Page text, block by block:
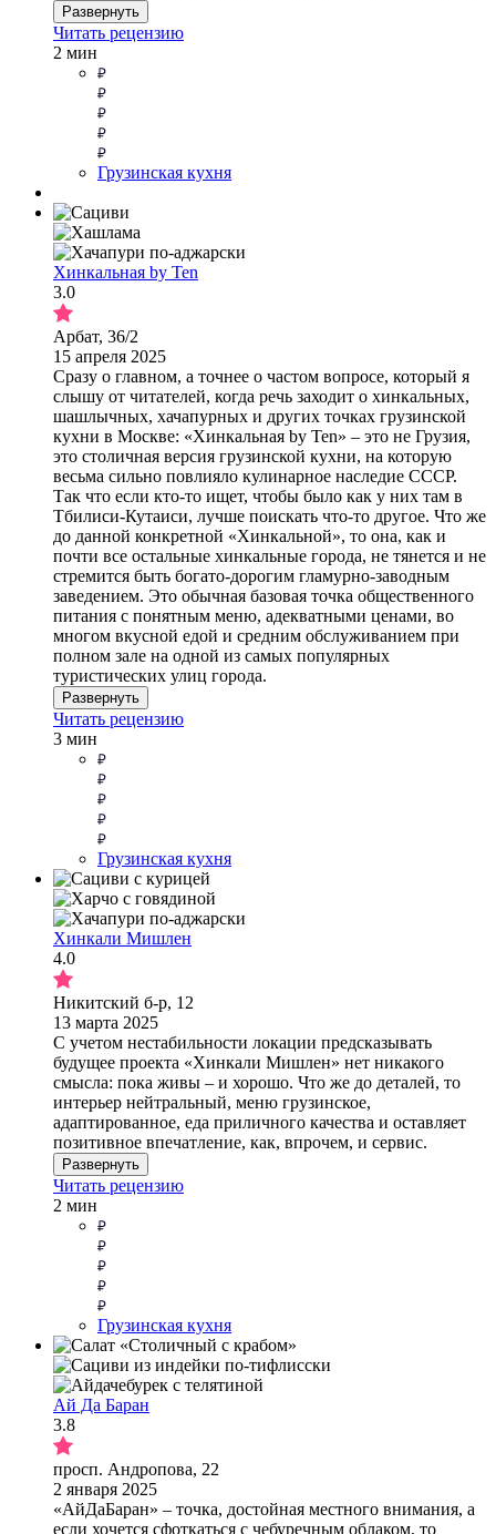
Развернуть
Читать рецензию
2 мин
Грузинская кухня
Хинкальная by Ten
3.0
Арбат, 36/2
15 апреля 2025
Сразу о главном, а точнее о частом вопросе, который я
слышу от читателей, когда речь заходит о хинкальных,
шашлычных, хачапурных и других точках грузинской
кухни в Москве: «Хинкальная by Ten» – это не Грузия,
это столичная версия грузинской кухни, на которую
весьма сильно повлияло кулинарное наследие СССР.
Так что если кто-то ищет, чтобы было как у них там в
Тбилиси-Кутаиси, лучше поискать что-то другое. Что же
до данной конкретной «Хинкальной», то она, как и
почти все остальные хинкальные города, не тянется и не
стремится быть богато-дорогим гламурно-заводным
заведением. Это обычная базовая точка общественного
питания с понятным меню, адекватными ценами, во
многом вкусной едой и средним обслуживанием при
полном зале на одной из самых популярных
туристических улиц города.
Развернуть
Читать рецензию
3 мин
Грузинская кухня
Хинкали Мишлен
4.0
Никитский б-р, 12
13 марта 2025
С учетом нестабильности локации предсказывать
будущее проекта «Хинкали Мишлен» нет никакого
смысла: пока живы – и хорошо. Что же до деталей, то
интерьер нейтральный, меню грузинское,
адаптированное, еда приличного качества и оставляет
позитивное впечатление, как, впрочем, и сервис.
Развернуть
Читать рецензию
2 мин
Грузинская кухня
Ай Да Баран
3.8
просп. Андропова, 22
2 января 2025
«АйДаБаран» – точка, достойная местного внимания, а
если хочется сфоткаться с чебуречным облаком, то